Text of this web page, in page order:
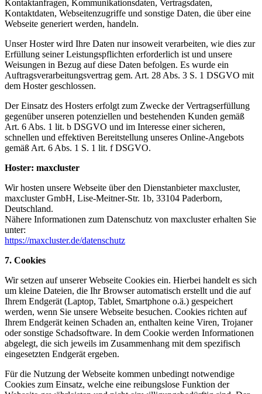
Kontaktanfragen, Kommunikationsdaten, Vertragsdaten,
Kontaktdaten, Webseitenzugriffe und sonstige Daten, die über eine
Webseite generiert werden, handeln.
Unser Hoster wird Ihre Daten nur insoweit verarbeiten, wie dies zur
Erfüllung seiner Leistungspflichten erforderlich ist und unsere
Weisungen in Bezug auf diese Daten befolgen. Es wurde ein
Auftragsverarbeitungsvertrag gem. Art. 28 Abs. 3 S. 1 DSGVO mit
dem Hoster geschlossen.
Der Einsatz des Hosters erfolgt zum Zwecke der Vertragserfüllung
gegenüber unseren potenziellen und bestehenden Kunden gemäß
Art. 6 Abs. 1 lit. b DSGVO und im Interesse einer sicheren,
schnellen und effektiven Bereitstellung unseres Online-Angebots
gemäß Art. 6 Abs. 1 S. 1 lit. f DSGVO.
Hoster: maxcluster
Wir hosten unsere Webseite über den Dienstanbieter maxcluster,
maxcluster GmbH, Lise-Meitner-Str. 1b, 33104 Paderborn,
Deutschland.
Nähere Informationen zum Datenschutz von maxcluster erhalten Sie
unter:
https://maxcluster.de/datenschutz
7. Cookies
Wir setzen auf unserer Webseite Cookies ein. Hierbei handelt es sich
um kleine Dateien, die Ihr Browser automatisch erstellt und die auf
Ihrem Endgerät (Laptop, Tablet, Smartphone o.ä.) gespeichert
werden, wenn Sie unsere Webseite besuchen. Cookies richten auf
Ihrem Endgerät keinen Schaden an, enthalten keine Viren, Trojaner
oder sonstige Schadsoftware. In dem Cookie werden Informationen
abgelegt, die sich jeweils im Zusammenhang mit dem spezifisch
eingesetzten Endgerät ergeben.
Für die Nutzung der Webseite kommen unbedingt notwendige
Cookies zum Einsatz, welche eine reibungslose Funktion der